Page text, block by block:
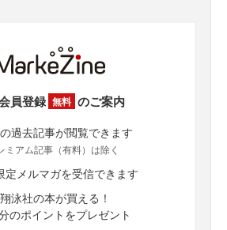
員登録 無料 のご案内
の過去記事が閲覧できます
ミアム記事（有料）は除く
定メルマガを受信できます
翔泳社の本が買える！
のポイントをプレゼント